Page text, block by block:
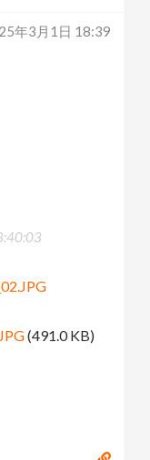
年3月1日 18:39
(491.0 KB)